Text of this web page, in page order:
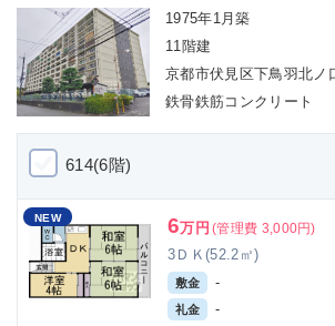
1975年1月築
11階建
京都市伏見区下鳥羽北ノ
鉄骨鉄筋コンクリート
614(6階)
NEW 6万円 (管理費 3,000円)
3ＤＫ(52.2㎡)
敷金 -
礼金 -